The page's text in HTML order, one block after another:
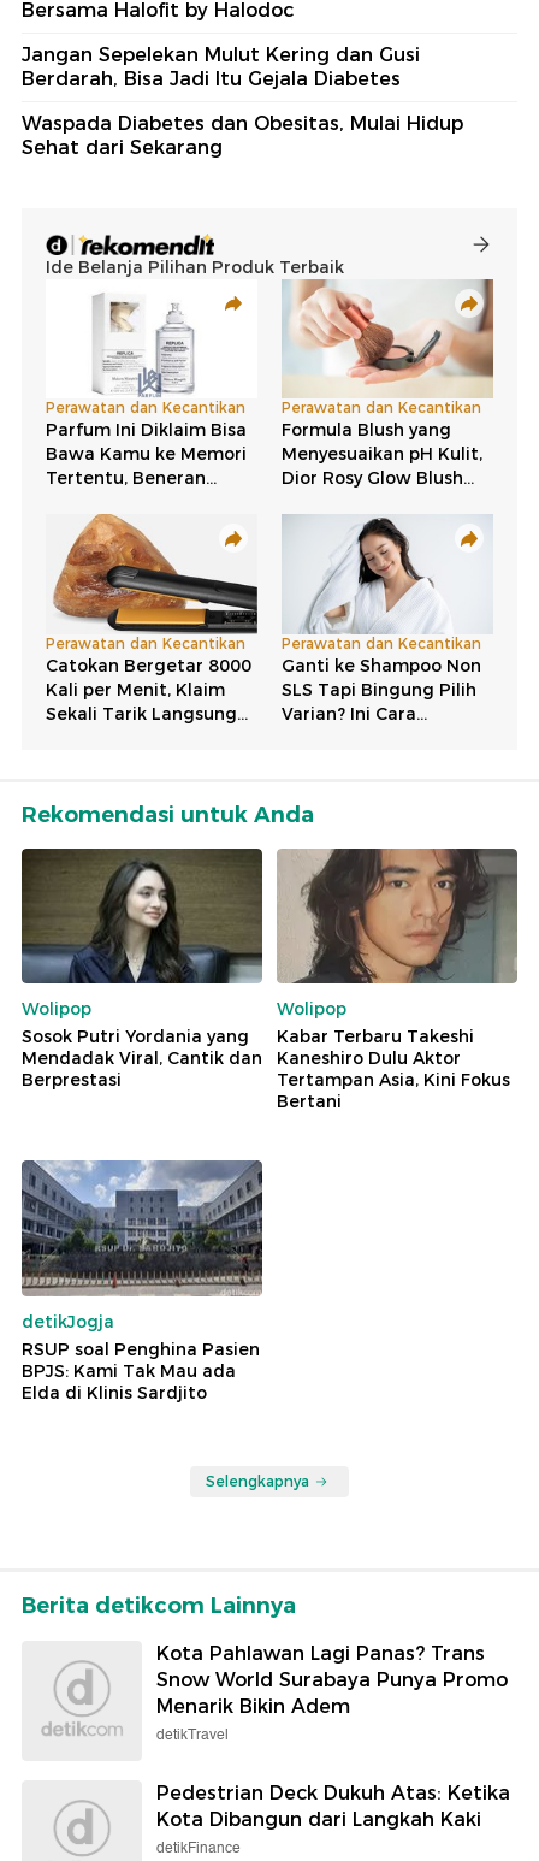
Bersama Halofit by Halodoc
Jangan Sepelekan Mulut Kering dan Gusi
Berdarah, Bisa Jadi Itu Gejala Diabetes
Waspada Diabetes dan Obesitas, Mulai Hidup
Sehat dari Sekarang
Rekomendasi untuk Anda
Wolipop
Sosok Putri Yordania yang
Mendadak Viral, Cantik dan
Berprestasi
Wolipop
Kabar Terbaru Takeshi
Kaneshiro Dulu Aktor
Tertampan Asia, Kini Fokus
Bertani
detikJogja
RSUP soal Penghina Pasien
BPJS: Kami Tak Mau ada
Elda di Klinis Sardjito
Selengkapnya
Berita detikcom Lainnya
Kota Pahlawan Lagi Panas? Trans
Snow World Surabaya Punya Promo
Menarik Bikin Adem
detikTravel
Pedestrian Deck Dukuh Atas: Ketika
Kota Dibangun dari Langkah Kaki
detikFinance